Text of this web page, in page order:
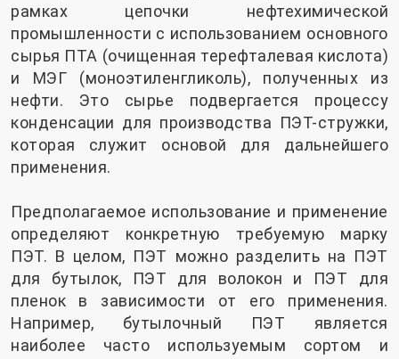
рамках цепочки нефтехимической
промышленности с использованием основного
сырья ПТА (очищенная терефталевая кислота)
и МЭГ (моноэтиленгликоль), полученных из
нефти. Это сырье подвергается процессу
конденсации для производства ПЭТ-стружки,
которая служит основой для дальнейшего
применения.
Предполагаемое использование и применение
определяют конкретную требуемую марку
ПЭТ. В целом, ПЭТ можно разделить на ПЭТ
для бутылок, ПЭТ для волокон и ПЭТ для
пленок в зависимости от его применения.
Например, бутылочный ПЭТ является
наиболее часто используемым сортом и